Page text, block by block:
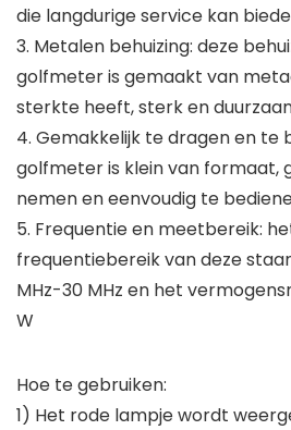
die langdurige service kan
3. Metalen behuizing: deze
golfmeter is gemaakt van
sterkte heeft, sterk en
4. Gemakkelijk te dragen en te
golfmeter is klein van formaat,
nemen en eenvoudig te
5. Frequentie en meetbereik:
frequentiebereik van deze
MHz-30 MHz en het
W
Hoe te gebruiken:
1) Het rode lampje wordt